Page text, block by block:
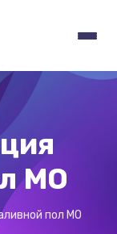
МО
пол МО